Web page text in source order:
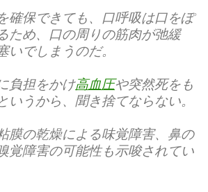
確保できても、口呼吸は口をぽ
ため、口の周りの筋肉が弛緩
いでしまうのだ。
負担をかけ高血圧や突然死をも
いうから、聞き捨てならない。
膜の乾燥による味覚障害、鼻の
覚障害の可能性も示唆されてい